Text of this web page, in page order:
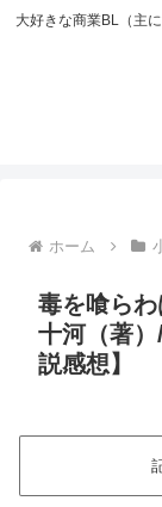
大好きな商業BL（主
ホーム
毒を喰ら
十河（著
説感想】